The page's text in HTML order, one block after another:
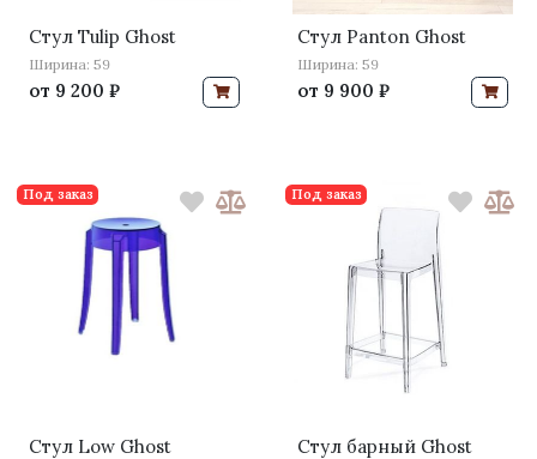
Стул Tulip Ghost
Ширина: 59
от 9 200 ₽
Стул Panton Ghost
Ширина: 59
от 9 900 ₽
Стул Low Ghost
Под заказ
Стул барный Ghost
Под заказ